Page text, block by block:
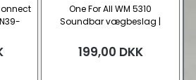
One For All WM 5310
Soundbar vægbeslag |
199,00 DKK